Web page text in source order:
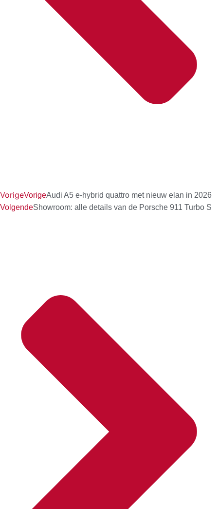
VorigeVorigeAudi A5 e-hybrid quattro met nieuw elan in 2026
VolgendeShowroom: alle details van de Porsche 911 Turbo S